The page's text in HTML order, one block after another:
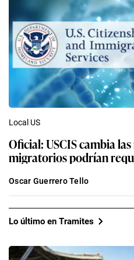
Local US
Oficial: USCIS cambia
migratorios podrían
Oscar Guerrero Tello
Lo último en Tramites